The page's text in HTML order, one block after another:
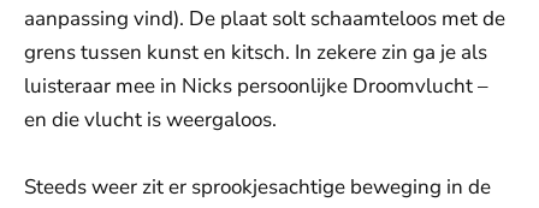
aanpassing vind). De plaat solt schaamteloos met de
grens tussen kunst en kitsch. In zekere zin ga je als
luisteraar mee in Nicks persoonlijke Droomvlucht –
en die vlucht is weergaloos.
Steeds weer zit er sprookjesachtige beweging in de